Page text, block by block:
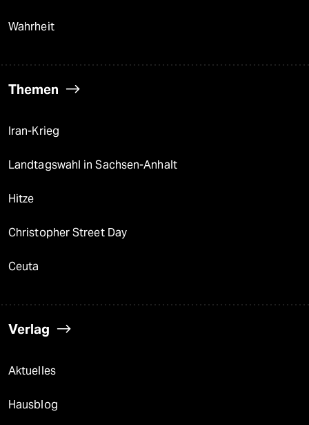
Wahrheit
Themen
Iran-Krieg
Landtagswahl in Sachsen-Anhalt
Hitze
Christopher Street Day
Ceuta
Verlag
Aktuelles
Hausblog